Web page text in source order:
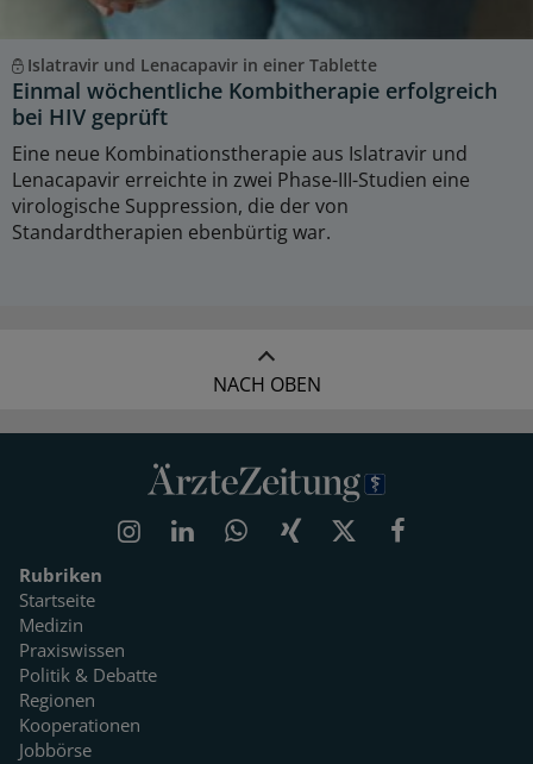
Islatravir und Lenacapavir in einer Tablette
Einmal wöchentliche Kombitherapie erfolgreich
bei HIV geprüft
Eine neue Kombinationstherapie aus Islatravir und
Lenacapavir erreichte in zwei Phase-III-Studien eine
virologische Suppression, die der von
Standardtherapien ebenbürtig war.
NACH OBEN
Rubriken
Startseite
Medizin
Praxiswissen
Politik & Debatte
Regionen
Kooperationen
Jobbörse